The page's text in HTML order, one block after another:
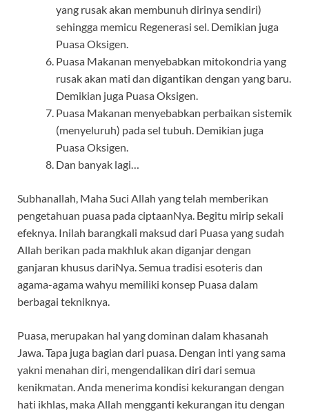
yang rusak akan membunuh dirinya sendiri)
sehingga memicu Regenerasi sel. Demikian juga
Puasa Oksigen.
Puasa Makanan menyebabkan mitokondria yang
rusak akan mati dan digantikan dengan yang baru.
Demikian juga Puasa Oksigen.
Puasa Makanan menyebabkan perbaikan sistemik
(menyeluruh) pada sel tubuh. Demikian juga
Puasa Oksigen.
Dan banyak lagi…
Subhanallah, Maha Suci Allah yang telah memberikan
pengetahuan puasa pada ciptaanNya. Begitu mirip sekali
efeknya. Inilah barangkali maksud dari Puasa yang sudah
Allah berikan pada makhluk akan diganjar dengan
ganjaran khusus dariNya. Semua tradisi esoteris dan
agama-agama wahyu memiliki konsep Puasa dalam
berbagai tekniknya.
Puasa, merupakan hal yang dominan dalam khasanah
Jawa. Tapa juga bagian dari puasa. Dengan inti yang sama
yakni menahan diri, mengendalikan diri dari semua
kenikmatan. Anda menerima kondisi kekurangan dengan
hati ikhlas, maka Allah mengganti kekurangan itu dengan